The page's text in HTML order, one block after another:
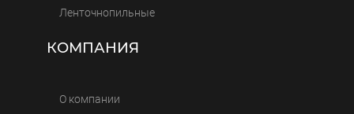
Ленточнопильные
КОМПАНИЯ
О компании